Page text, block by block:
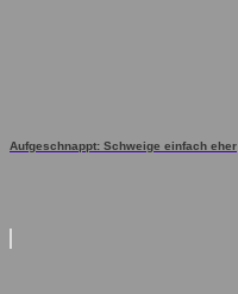
Aufgeschnappt: Schweige einfach eher